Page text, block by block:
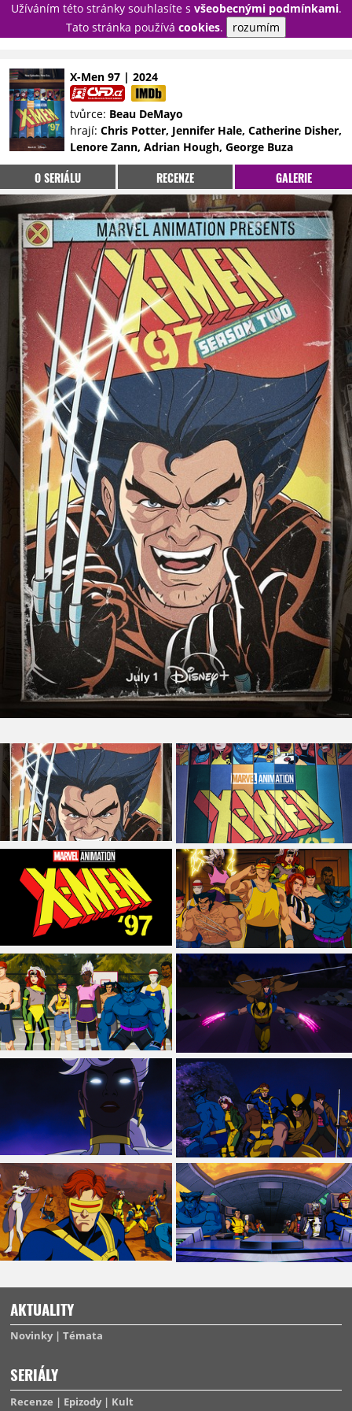
Užíváním této stránky souhlasíte s všeobecnými podmínkami.
Tato stránka používá cookies. rozumím
PŘIHLÁSIT
NOVINKY
TÉMATA
RECENZE
EPIZODY
KULT
TRAILERY
GALERIE
DISKUZE
STATISTIKY
TIRÁŽ
X-Men 97 | 2024
tvůrce: Beau DeMayo
hrají: Chris Potter, Jennifer Hale, Catherine Disher,
Lenore Zann, Adrian Hough, George Buza
O SERIÁLU RECENZE GALERIE
AKTUALITY
Novinky Témata
SERIÁLY
Recenze Epizody Kult